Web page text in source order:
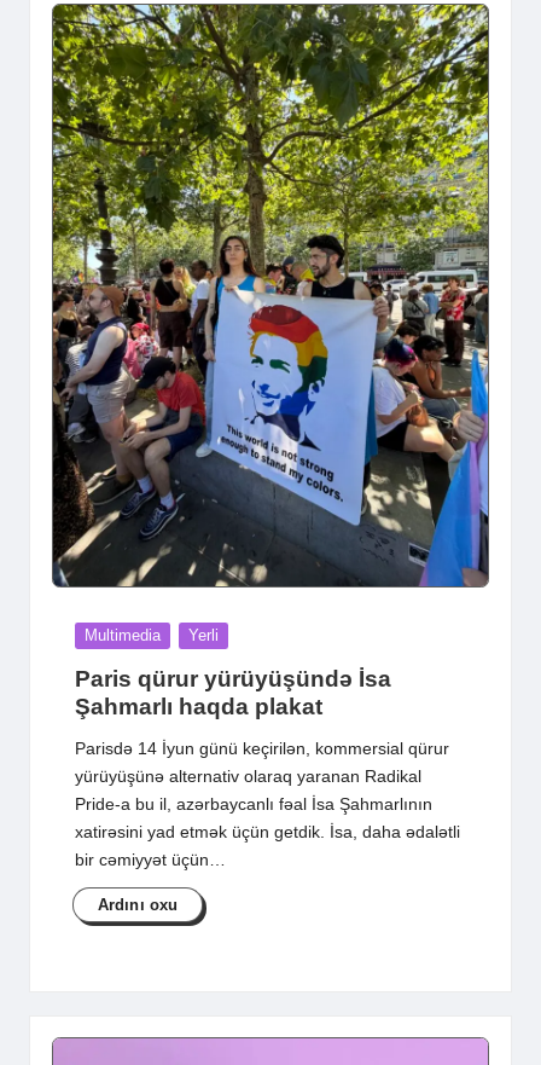
Posted
Multimedia Yerli
Paris qürur yürüyüşündə İsa
Şahmarlı haqda plakat
Parisdə 14 İyun günü keçirilən, kommersial qürur
yürüyüşünə alternativ olaraq yaranan Radikal
Pride-a bu il, azərbaycanlı fəal İsa Şahmarlının
xatirəsini yad etmək üçün getdik. İsa, daha ədalətli
bir cəmiyyət üçün…
Ardını oxu